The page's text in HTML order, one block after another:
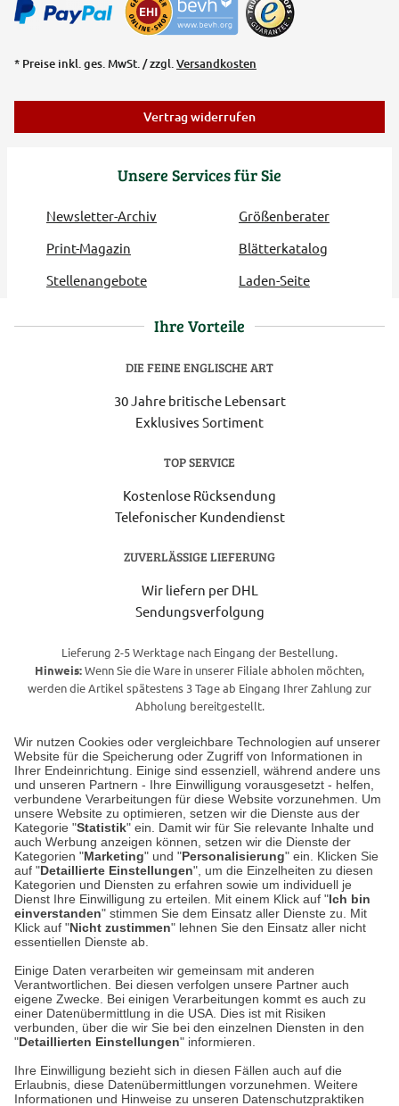
Wir nutzen Cookies oder vergleichbare Technologien auf unserer
Website für die Speicherung oder Zugriff von Informationen in
Ihrer Endeinrichtung. Einige sind essenziell, während andere uns
und unseren Partnern - Ihre Einwilligung vorausgesetzt - helfen,
verbundene Verarbeitungen für diese Website vorzunehmen. Um
unsere Website zu optimieren, setzen wir die Dienste aus der
Kategorie "Statistik" ein. Damit wir für Sie relevante Inhalte und
auch Werbung anzeigen können, setzen wir die Dienste der
Kategorien "Marketing" und "Personalisierung" ein. Klicken Sie
auf "Detaillierte Einstellungen", um die Einzelheiten zu diesen
Kategorien und Diensten zu erfahren sowie um individuell je
Dienst Ihre Einwilligung zu erteilen. Mit einem Klick auf "Ich bin
einverstanden" stimmen Sie dem Einsatz aller Dienste zu. Mit
Klick auf "Nicht zustimmen" lehnen Sie den Einsatz aller nicht
essentiellen Dienste ab.
Einige Daten verarbeiten wir gemeinsam mit anderen
Verantwortlichen. Bei diesen verfolgen unsere Partner auch
eigene Zwecke. Bei einigen Verarbeitungen kommt es auch zu
einer Datenübermittlung in die USA. Dies ist mit Risiken
verbunden, über die wir Sie bei den einzelnen Diensten in den
"Detaillierten Einstellungen" informieren.
Ihre Einwilligung bezieht sich in diesen Fällen auch auf die
Erlaubnis, diese Datenübermittlungen vorzunehmen. Weitere
Informationen und Hinweise zu unseren Datenschutzpraktiken
Unsere Services für Sie
Newsletter-Archiv
Größenberater
Print-Magazin
Blätterkatalog
Stellenangebote
Laden-Seite
* Preise inkl. ges. MwSt. / zzgl.Versandkosten
Vertrag widerrufen
Ihre Vorteile
DIE FEINE ENGLISCHE ART
30 Jahre britische Lebensart
Exklusives Sortiment
TOP SERVICE
Kostenlose Rücksendung
Telefonischer Kundendienst
ZUVERLÄSSIGE LIEFERUNG
Wir liefern per DHL
Sendungsverfolgung
Lieferung 2-5 Werktage nach Eingang der Bestellung.
Hinweis:Wenn Sie die Ware in unserer Filiale abholen möchten,
werden die Artikel spätestens 3 Tage ab Eingang Ihrer Zahlung zur
Abholung bereitgestellt.
Unser Geschäft in Meckenheim
Auf dem Steinbüchel 6
53340 Meckenheim
Montag bis Samstag 9:00 Uhr bis 18:00 Uhr
weitere Information
Hier finden Sie uns im Netz
Kontakt
Umwelt und Entsorgung
Zur Echtheit von Bewertungen
Hinweisgeber-Schutzgesetz
Cookie-Einstellungen in Ihrem Browser
ACHTUNG!